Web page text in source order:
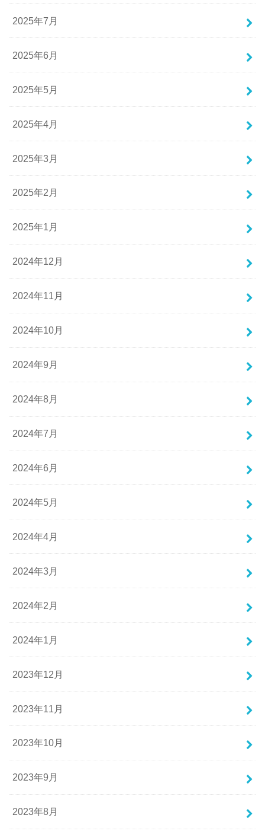
2025年7月
2025年6月
2025年5月
2025年4月
2025年3月
2025年2月
2025年1月
2024年12月
2024年11月
2024年10月
2024年9月
2024年8月
2024年7月
2024年6月
2024年5月
2024年4月
2024年3月
2024年2月
2024年1月
2023年12月
2023年11月
2023年10月
2023年9月
2023年8月